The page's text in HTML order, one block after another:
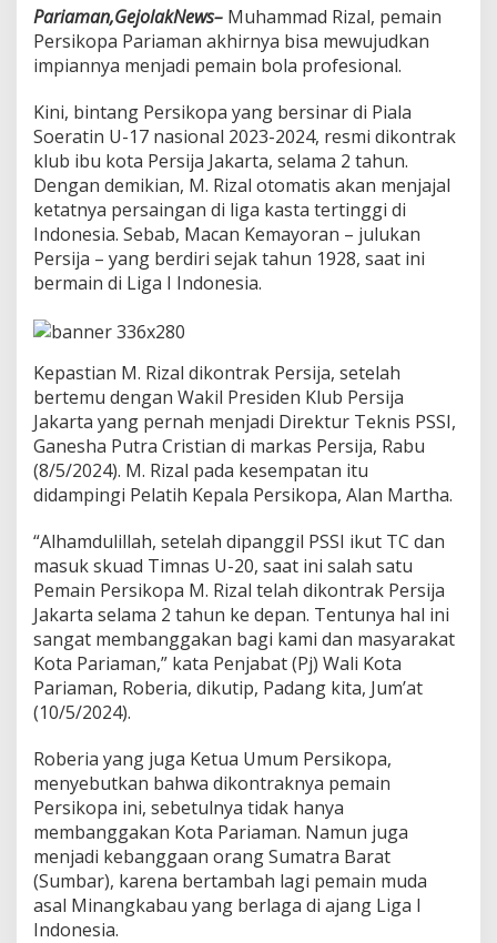
1
7
,
R
s
m
i
D
i
k
o
t
r
k
e
s
i
j
a
J
a
r
t
a
Pariaman,GejolakNews– Muhammad Rizal, pemain
Persikopa Pariaman akhirnya bisa mewujudkan
impiannya menjadi pemain bola profesional.
Kini, bintang Persikopa yang bersinar di Piala
Soeratin U-17 nasional 2023-2024, resmi dikontrak
klub ibu kota Persija Jakarta, selama 2 tahun.
Dengan demikian, M. Rizal otomatis akan menjajal
ketatnya persaingan di liga kasta tertinggi di
Indonesia. Sebab, Macan Kemayoran – julukan
Persija – yang berdiri sejak tahun 1928, saat ini
bermain di Liga I Indonesia.
Kepastian M. Rizal dikontrak Persija, setelah
bertemu dengan Wakil Presiden Klub Persija
Jakarta yang pernah menjadi Direktur Teknis PSSI,
Ganesha Putra Cristian di markas Persija, Rabu
(8/5/2024). M. Rizal pada kesempatan itu
didampingi Pelatih Kepala Persikopa, Alan Martha.
“Alhamdulillah, setelah dipanggil PSSI ikut TC dan
masuk skuad Timnas U-20, saat ini salah satu
Pemain Persikopa M. Rizal telah dikontrak Persija
Jakarta selama 2 tahun ke depan. Tentunya hal ini
sangat membanggakan bagi kami dan masyarakat
Kota Pariaman,” kata Penjabat (Pj) Wali Kota
Pariaman, Roberia, dikutip, Padang kita, Jum’at
(10/5/2024).
Roberia yang juga Ketua Umum Persikopa,
menyebutkan bahwa dikontraknya pemain
Persikopa ini, sebetulnya tidak hanya
membanggakan Kota Pariaman. Namun juga
menjadi kebanggaan orang Sumatra Barat
(Sumbar), karena bertambah lagi pemain muda
asal Minangkabau yang berlaga di ajang Liga I
Indonesia.